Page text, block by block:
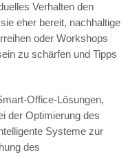
Verhalten den
eher bereit, nachhaltige
oder Workshops
zu schärfen und Tipps
Office-Lösungen,
der Optimierung des
Systeme zur
des